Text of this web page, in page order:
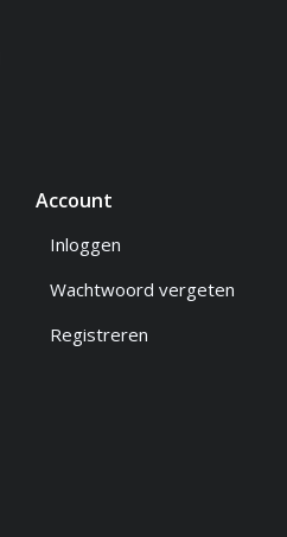
Account
Inloggen
Wachtwoord vergeten
Registreren